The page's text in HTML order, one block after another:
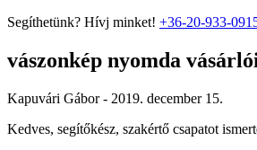
Segíthetünk? Hívj minket! +36-20-933-
vászonkép nyomda
Kapuvári Gábor - 2019. december 15.
Kedves, segítőkész, szakértő csapatot